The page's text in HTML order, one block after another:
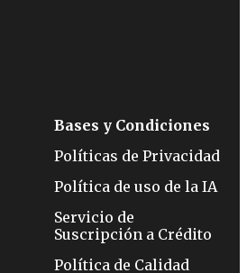
Bases y Condiciones
Políticas de Privacidad
Política de uso de la IA
Servicio de
Suscripción a Crédito
Política de Calidad